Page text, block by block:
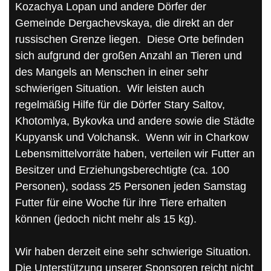
Kozachya Lopan und andere Dörfer der
Gemeinde Dergachevskaya, die direkt an der
russischen Grenze liegen. Diese Orte befinden
sich aufgrund der großen Anzahl an Tieren und
des Mangels an Menschen in einer sehr
schwierigen Situation. Wir leisten auch
regelmäßig Hilfe für die Dörfer Stary Saltov,
Khotomlya, Bykovka und andere sowie die Städte
Kupyansk und Volchansk. Wenn wir in Charkow
Lebensmittelvorräte haben, verteilen wir Futter an
Besitzer und Erziehungsberechtigte (ca. 100
Personen), sodass 25 Personen jeden Samstag
Futter für eine Woche für ihre Tiere erhalten
können (jedoch nicht mehr als 15 kg).
Wir haben derzeit eine sehr schwierige Situation.
Die Unterstützung unserer Sponsoren reicht nicht